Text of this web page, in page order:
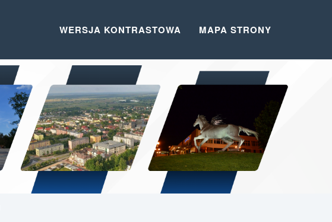
WERSJA KONTRASTOWA MAPA STRONY